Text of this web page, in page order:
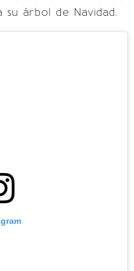
su árbol de Navidad.